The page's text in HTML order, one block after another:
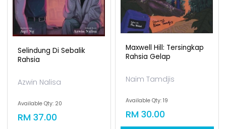
Selindung Di Sebalik
Rahsia
Azwin Nalisa
Available Qty: 20
RM 37.00
Maxwell Hill: Tersingkap
Rahsia Gelap
Naim Tamdjis
Available Qty: 19
RM 30.00